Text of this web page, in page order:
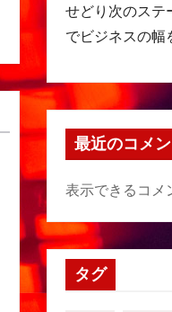
せどり次のステ
でビジネスの幅
最近のコメ
表示できるコメ
タグ